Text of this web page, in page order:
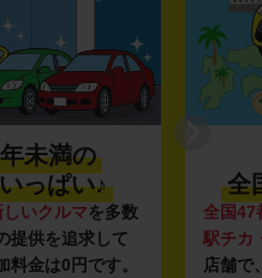
未満の
っぱい♪
いクルマを多数
提供を追求して
料金は0円です。
全
全国47
駅チカ
店舗で